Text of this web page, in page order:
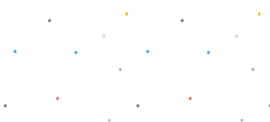
Baca selengkapnya